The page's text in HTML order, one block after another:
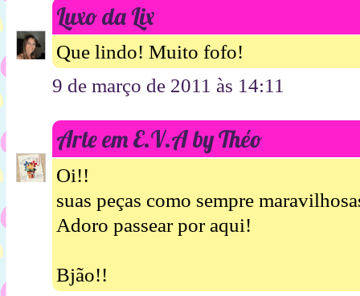
Luxo da Lix
Que lindo! Muito fofo!
9 de março de 2011 às 14:11
Arte em E.V.A by Théo
Oi!!
suas peças como sempre
Adoro passear por aqui!
Bjão!!